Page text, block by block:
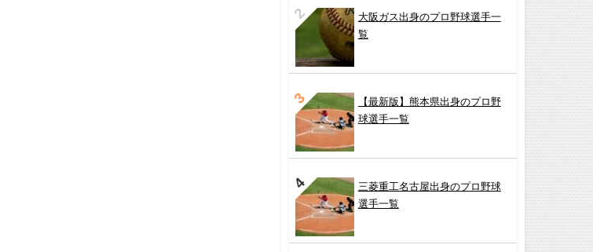
大阪ガス出身のプロ野球選手一
覧
【最新版】熊本県出身のプロ野
球選手一覧
三菱重工名古屋出身のプロ野球
選手一覧